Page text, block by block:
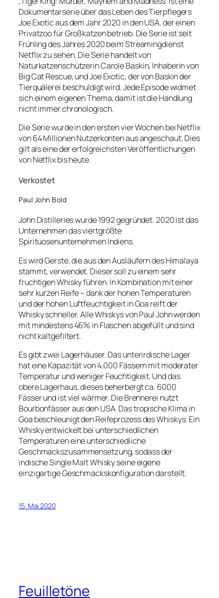
Dokumentarserie über das Leben des Tierpflegers
Joe Exotic aus dem Jahr 2020 in den USA, der einen
Privatzoo für Großkatzen betrieb. Die Serie ist seit
Frühling des Jahres 2020 beim Streamingdienst
Netflix zu sehen. Die Serie handelt von
Naturkatzenschützerin Carole Baskin, Inhaberin von
Big Cat Rescue, und Joe Exotic, der von Baskin der
Tierquälerei beschuldigt wird. Jede Episode widmet
sich einem eigenen Thema, damit ist die Handlung
nicht immer chronologisch.
Die Serie wurde in den ersten vier Wochen bei Netflix
von 64 Millionen Nutzerkonten aus angeschaut. Dies
gilt als eine der erfolgreichsten Veröffentlichungen
von Netflix bis heute.
Verkostet
Paul John Bold
John Distilleries wurde 1992 gegründet. 2020 ist das
Unternehmen das viertgrößte
Spirituosenunternehmen Indiens.
Es wird Gerste, die aus den Ausläufern des Himalaya
stammt, verwendet. Dieser soll zu einem sehr
fruchtigen Whisky führen. In Kombination mit einer
sehr kurzen Reife – dank der hohen Temperaturen
und der hohen Luftfeuchtigkeit in Goa reift der
Whisky schneller. Alle Whiskys von Paul John werden
mit mindestens 46% in Flaschen abgefüllt und sind
nicht kaltgefiltert.
Es gibt zwei Lagerhäuser. Das unterirdische Lager
hat eine Kapazität von 4.000 Fässern mit moderater
Temperatur und weniger Feuchtigkeit. Und das
obere Lagerhaus, dieses beherbergt ca. 6000
Fässer und ist viel wärmer. Die Brennerei nutzt
Bourbonfässer aus den USA. Das tropische Klima in
Goa beschleunigt den Reifeprozess des Whiskys. Ein
Whisky entwickelt bei unterschiedlichen
Temperaturen eine unterschiedliche
Geschmackszusammensetzung, sodass der
indische Single Malt Whisky seine eigene
einzigartige Geschmackskonfiguration darstellt.
15. Mai 2020
Feuilletöne